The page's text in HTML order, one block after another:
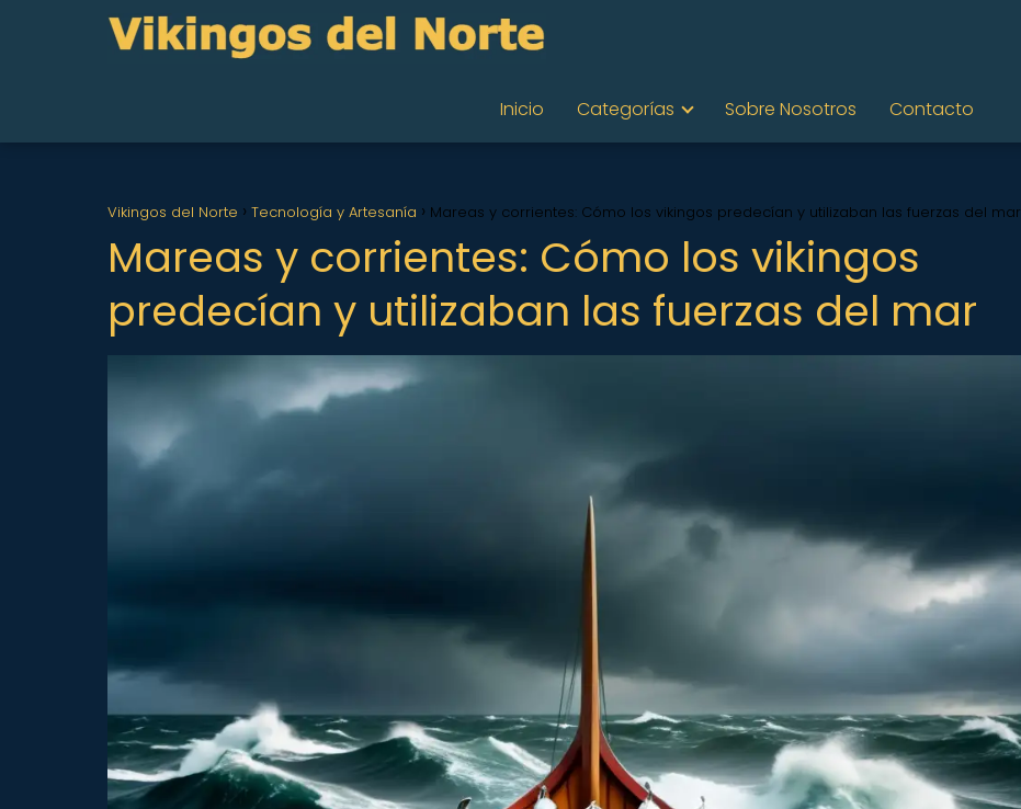
Inicio Categorías Sobre Nosotros Contacto
Vikingos del Norte Tecnología y Artesanía Mareas y corrientes: Cómo los vikingos predecían y utilizaban las fuerzas del mar
Mareas y corrientes: Cómo los vikingos
predecían y utilizaban las fuerzas del mar